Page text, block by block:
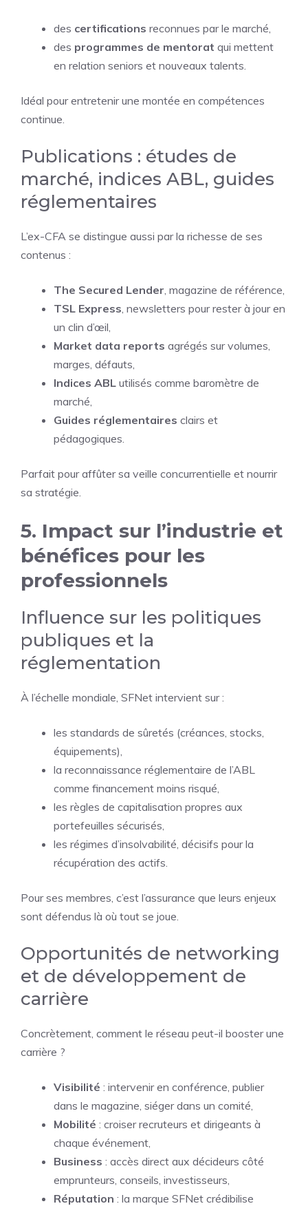
des certifications reconnues par le marché,
des programmes de mentorat qui mettent
en relation seniors et nouveaux talents.
Idéal pour entretenir une montée en compétences
continue.
Publications : études de
marché, indices ABL, guides
réglementaires
L’ex-CFA se distingue aussi par la richesse de ses
contenus :
The Secured Lender, magazine de référence,
TSL Express, newsletters pour rester à jour en
un clin d’œil,
Market data reports agrégés sur volumes,
marges, défauts,
Indices ABL utilisés comme baromètre de
marché,
Guides réglementaires clairs et
pédagogiques.
Parfait pour affûter sa veille concurrentielle et nourrir
sa stratégie.
5. Impact sur l’industrie et
bénéfices pour les
professionnels
Influence sur les politiques
publiques et la
réglementation
À l’échelle mondiale, SFNet intervient sur :
les standards de sûretés (créances, stocks,
équipements),
la reconnaissance réglementaire de l’ABL
comme financement moins risqué,
les règles de capitalisation propres aux
portefeuilles sécurisés,
les régimes d’insolvabilité, décisifs pour la
récupération des actifs.
Pour ses membres, c’est l’assurance que leurs enjeux
sont défendus là où tout se joue.
Opportunités de networking
et de développement de
carrière
Concrètement, comment le réseau peut-il booster une
carrière ?
Visibilité : intervenir en conférence, publier
dans le magazine, siéger dans un comité,
Mobilité : croiser recruteurs et dirigeants à
chaque événement,
Business : accès direct aux décideurs côté
emprunteurs, conseils, investisseurs,
Réputation : la marque SFNet crédibilise